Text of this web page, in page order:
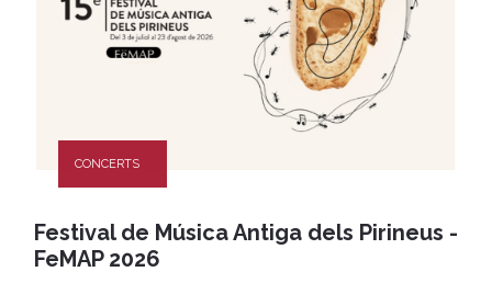
CONCERTS
Festival de Música Antiga dels Pirineus -
FeMAP 2026